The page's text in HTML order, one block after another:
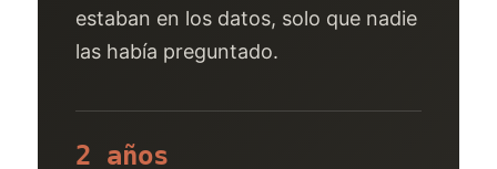
estaban en los datos, solo que nadie
las había preguntado.
2 años